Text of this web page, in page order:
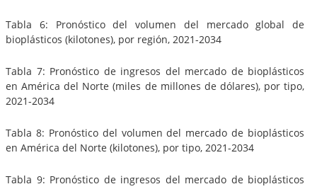
Tabla 6: Pronóstico del volumen del mercado global de
bioplásticos (kilotones), por región, 2021-2034
Tabla 7: Pronóstico de ingresos del mercado de bioplásticos
en América del Norte (miles de millones de dólares), por tipo,
2021-2034
Tabla 8: Pronóstico del volumen del mercado de bioplásticos
en América del Norte (kilotones), por tipo, 2021-2034
Tabla 9: Pronóstico de ingresos del mercado de bioplásticos